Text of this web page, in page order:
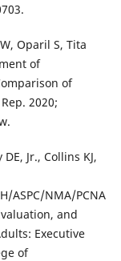
Oparil S, Tita
of
of
2020;
Jr., Collins KJ,
ASPC/NMA/PCNA
and
Executive
of